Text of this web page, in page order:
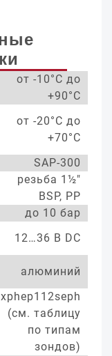
от -10°С до
+90°С
от -20°С до
+70°С
SAP-300
резьба 1½"
BSP, PP
до 10 бар
12…36 В DC
алюминий
(см. таблицу
по типам
зондов)